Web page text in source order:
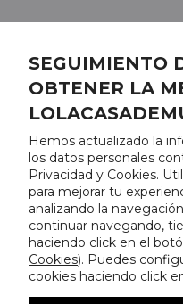
SEGUIMIENTO
OBTENER LA
Hemos actualizado la
los datos personales
Privacidad y Cookies.
para mejorar tu
analizando la
continuar navegando,
haciendo click en el
Cookies). Puedes
cookies haciendo click